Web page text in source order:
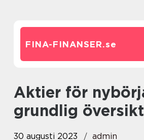
FINA-FINANSER.se
Aktier för nybörjare: En
grundlig översikt
30 augusti 2023
admin